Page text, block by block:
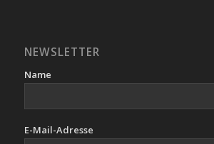
NEWSLETTER
Name
E-Mail-Adresse